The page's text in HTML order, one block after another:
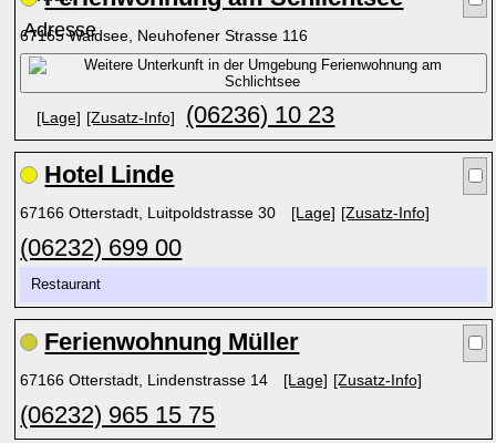
67165 Waldsee, Neuhofener Strasse 116
[Lage] [Zusatz-Info] (06236) 10 23
Hotel Linde
67166 Otterstadt, Luitpoldstrasse 30 [Lage] [Zusatz-Info]
(06232) 699 00
Restaurant
Ferienwohnung Müller
67166 Otterstadt, Lindenstrasse 14 [Lage] [Zusatz-Info]
(06232) 965 15 75